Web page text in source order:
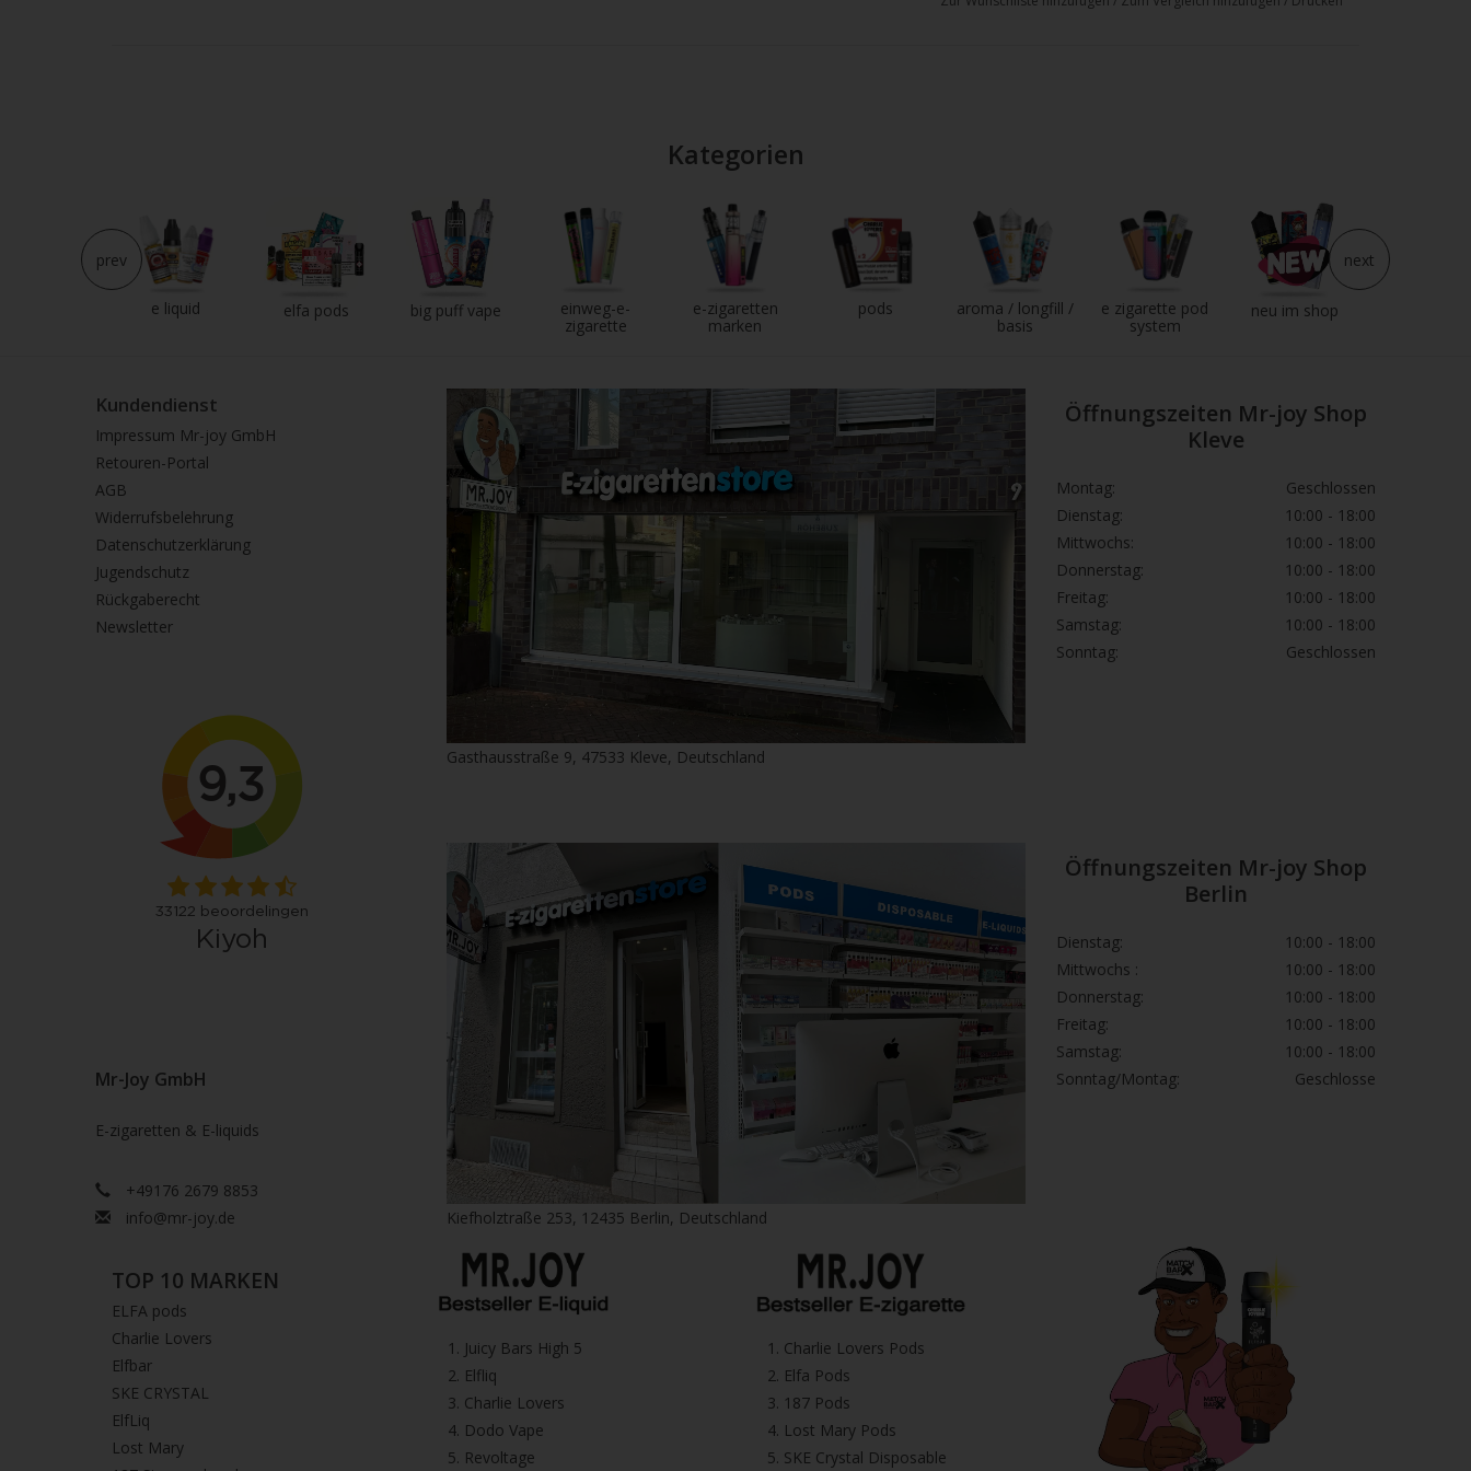
Kategorien
e liquid elfa pods big puff vape
einweg-e-
zigarette
e-zigaretten
marken
pods
aroma / longfill /
basis
e zigarette pod
system
neu im shop
prev next
Kundendienst
Impressum Mr-joy GmbH
Retouren-Portal
AGB
Widerrufsbelehrung
Datenschutzerklärung
Jugendschutz
Rückgaberecht
Newsletter
Mr-Joy GmbH
E-zigaretten & E-liquids
+49176 2679 8853
info@mr-joy.de
Gasthausstraße 9, 47533 Kleve, Deutschland
Kiefholztraße 253, 12435 Berlin, Deutschland
Öffnungszeiten Mr-joy Shop
Kleve
Montag:
Geschlossen
Dienstag:
10:00 - 18:00
Mittwochs:
10:00 - 18:00
Donnerstag:
10:00 - 18:00
Freitag:
10:00 - 18:00
Samstag:
10:00 - 18:00
Sonntag:
Geschlossen
Öffnungszeiten Mr-joy Shop
Berlin
Dienstag:
10:00 - 18:00
Mittwochs :
10:00 - 18:00
Donnerstag:
10:00 - 18:00
Freitag:
10:00 - 18:00
Samstag:
10:00 - 18:00
Sonntag/Montag:
Geschlosse
TOP 10 MARKEN
ELFA pods
Charlie Lovers
Elfbar
SKE CRYSTAL
ElfLiq
Lost Mary
1.⁠ ⁠Juicy Bars High 5
2.⁠ ⁠⁠Elfliq
3.⁠ ⁠⁠Charlie Lovers
4.⁠ ⁠⁠Dodo Vape
5. ⁠Revoltage
1.⁠ ⁠Charlie Lovers Pods
2.⁠ ⁠⁠Elfa Pods
3.⁠ ⁠⁠187 Pods
4.⁠ ⁠⁠Lost Mary Pods
5.⁠ ⁠⁠SKE Crystal Disposable